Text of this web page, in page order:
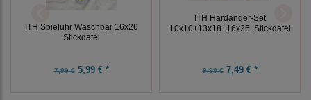
ITH Spieluhr Waschbär 16x26
Stickdatei
7,99 €5,99 € *
ITH Hardanger-Set
10x10+13x18+16x26, Stickdatei
9,99 €7,49 € *